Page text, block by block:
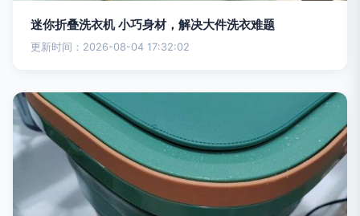
迷你折叠洗衣机 小巧身材，解决大件洗衣难题
更新时间：2026-08-04 17:32:02